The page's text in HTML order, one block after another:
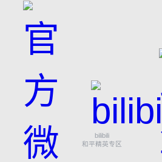
bilibili
和平精英专区